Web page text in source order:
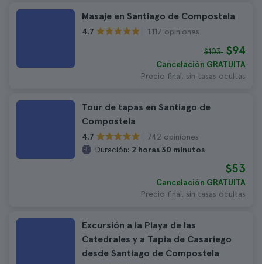
Masaje en Santiago de Compostela
4.7 1.117 opiniones
$103 $94
Cancelación GRATUITA
Precio final, sin tasas ocultas
Tour de tapas en Santiago de
Compostela
4.7
742 opiniones
Duración: 2 horas 30 minutos
$53
Cancelación GRATUITA
Precio final, sin tasas ocultas
Excursión a la Playa de las
Catedrales y a Tapia de Casariego
desde Santiago de Compostela